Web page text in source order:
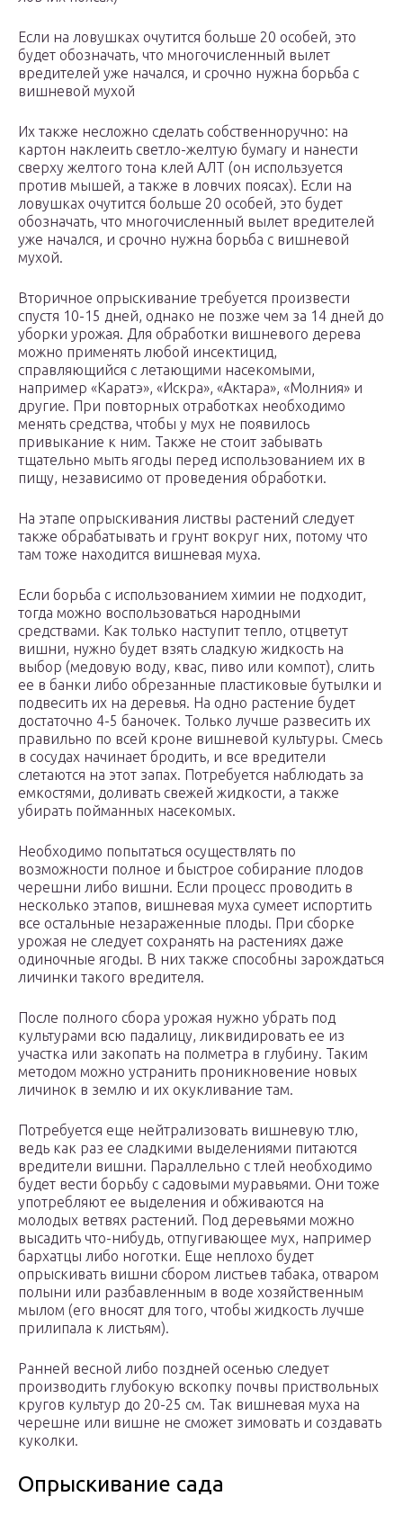
Если на ловушках очутится больше 20 особей, это
будет обозначать, что многочисленный вылет
вредителей уже начался, и срочно нужна борьба с
вишневой мухой
Их также несложно сделать собственноручно: на
картон наклеить светло-желтую бумагу и нанести
сверху желтого тона клей АЛТ (он используется
против мышей, а также в ловчих поясах). Если на
ловушках очутится больше 20 особей, это будет
обозначать, что многочисленный вылет вредителей
уже начался, и срочно нужна борьба с вишневой
мухой.
Вторичное опрыскивание требуется произвести
спустя 10-15 дней, однако не позже чем за 14 дней до
уборки урожая. Для обработки вишневого дерева
можно применять любой инсектицид,
справляющийся с летающими насекомыми,
например «Каратэ», «Искра», «Актара», «Молния» и
другие. При повторных отработках необходимо
менять средства, чтобы у мух не появилось
привыкание к ним. Также не стоит забывать
тщательно мыть ягоды перед использованием их в
пищу, независимо от проведения обработки.
На этапе опрыскивания листвы растений следует
также обрабатывать и грунт вокруг них, потому что
там тоже находится вишневая муха.
Если борьба с использованием химии не подходит,
тогда можно воспользоваться народными
средствами. Как только наступит тепло, отцветут
вишни, нужно будет взять сладкую жидкость на
выбор (медовую воду, квас, пиво или компот), слить
ее в банки либо обрезанные пластиковые бутылки и
подвесить их на деревья. На одно растение будет
достаточно 4-5 баночек. Только лучше развесить их
правильно по всей кроне вишневой культуры. Смесь
в сосудах начинает бродить, и все вредители
слетаются на этот запах. Потребуется наблюдать за
емкостями, доливать свежей жидкости, а также
убирать пойманных насекомых.
Необходимо попытаться осуществлять по
возможности полное и быстрое собирание плодов
черешни либо вишни. Если процесс проводить в
несколько этапов, вишневая муха сумеет испортить
все остальные незараженные плоды. При сборке
урожая не следует сохранять на растениях даже
одиночные ягоды. В них также способны зарождаться
личинки такого вредителя.
После полного сбора урожая нужно убрать под
культурами всю падалицу, ликвидировать ее из
участка или закопать на полметра в глубину. Таким
методом можно устранить проникновение новых
личинок в землю и их окукливание там.
Потребуется еще нейтрализовать вишневую тлю,
ведь как раз ее сладкими выделениями питаются
вредители вишни. Параллельно с тлей необходимо
будет вести борьбу с садовыми муравьями. Они тоже
употребляют ее выделения и обживаются на
молодых ветвях растений. Под деревьями можно
высадить что-нибудь, отпугивающее мух, например
бархатцы либо ноготки. Еще неплохо будет
опрыскивать вишни сбором листьев табака, отваром
полыни или разбавленным в воде хозяйственным
мылом (его вносят для того, чтобы жидкость лучше
прилипала к листьям).
Ранней весной либо поздней осенью следует
производить глубокую вскопку почвы приствольных
кругов культур до 20-25 см. Так вишневая муха на
черешне или вишне не сможет зимовать и создавать
куколки.
Опрыскивание сада